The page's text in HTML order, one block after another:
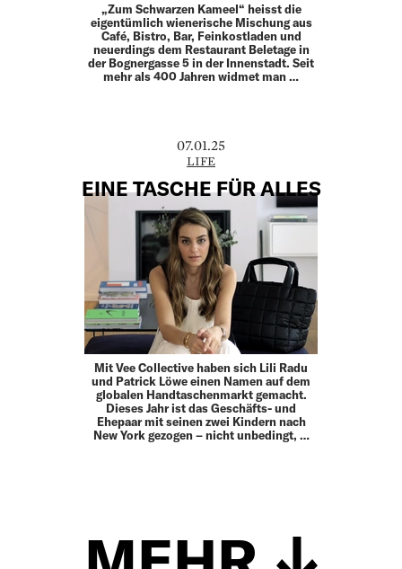
„Zum Schwarzen Kameel“ heisst die
eigentümlich wienerische Mischung aus
Café, Bistro, Bar, Feinkostladen und
neuerdings dem Restaurant Beletage in
der Bognergasse 5 in der Innenstadt. Seit
mehr als 400 Jahren widmet man …
07.01.25
LIFE
EINE TASCHE FÜR ALLES
Mit Vee Collective haben sich Lili Radu
und Patrick Löwe einen Namen auf dem
globalen Handtaschenmarkt gemacht.
Dieses Jahr ist das Geschäfts- und
Ehepaar mit seinen zwei Kindern nach
New York gezogen – nicht unbedingt, …